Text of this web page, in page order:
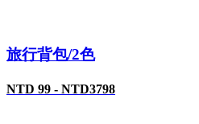
旅行背包/2色
NTD 99 - NTD3798